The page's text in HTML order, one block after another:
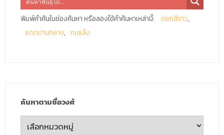
พิมพ์คำค้นในช่องค้นหา หรือลองใช้คำค้นหาเหล่านี้:
ดอกสีขาว
แดดปานกลาง
ทนแล้ง
ค้นหาตามชื่อวงศ์
ค้นหา
ตาม